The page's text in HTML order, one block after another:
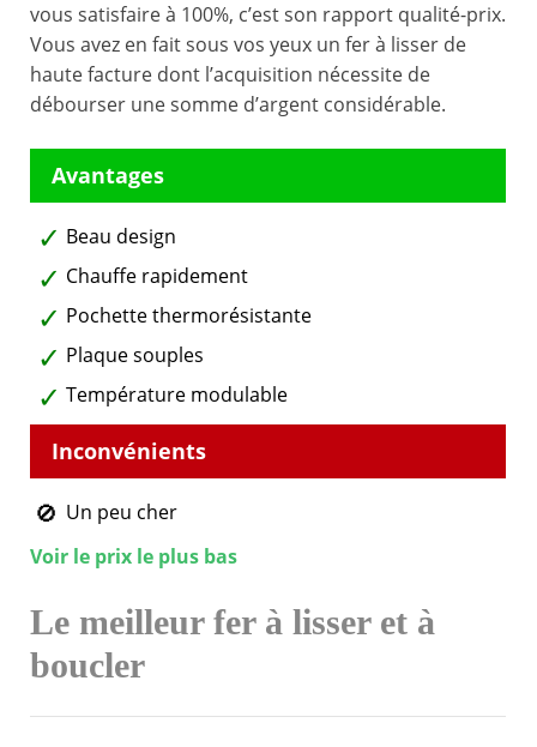
vous satisfaire à 100%, c’est son rapport qualité-prix.
Vous avez en fait sous vos yeux un fer à lisser de
haute facture dont l’acquisition nécessite de
débourser une somme d’argent considérable.
Beau design
Chauffe rapidement
Pochette thermorésistante
Plaque souples
Température modulable
Un peu cher
Voir le prix le plus bas
Le meilleur fer à lisser et à
boucler